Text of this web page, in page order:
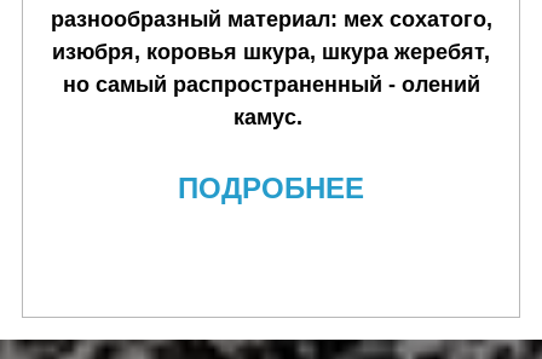
разнообразный материал: мех сохатого,
изюбря, коровья шкура, шкура жеребят,
но самый распространенный - олений
камус.
ПОДРОБНЕЕ